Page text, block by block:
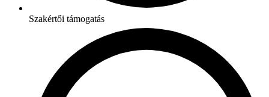
Szakértői támogatás